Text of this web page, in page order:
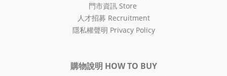
門市資訊 Store
人才招募 Recruitment
隱私權聲明 Privacy Policy
購物說明 HOW TO BUY